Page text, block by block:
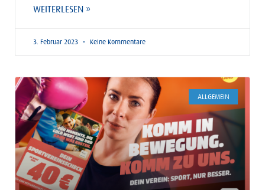
WEITERLESEN »
3. Februar 2023 Keine Kommentare
ALLGEMEIN